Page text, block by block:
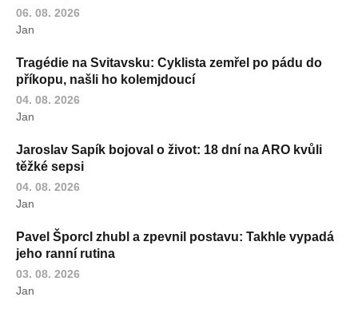
06. 08. 2026
Jan
Tragédie na Svitavsku: Cyklista zemřel po pádu do
příkopu, našli ho kolemjdoucí
04. 08. 2026
Jan
Jaroslav Sapík bojoval o život: 18 dní na ARO kvůli
těžké sepsi
04. 08. 2026
Jan
Pavel Šporcl zhubl a zpevnil postavu: Takhle vypadá
jeho ranní rutina
03. 08. 2026
Jan